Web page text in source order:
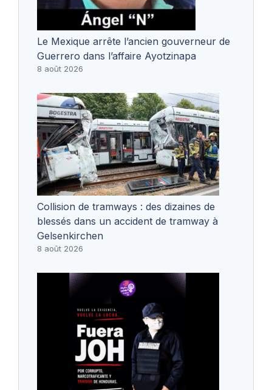
Le Mexique arrête l’ancien gouverneur de
Guerrero dans l’affaire Ayotzinapa
8 août 2026
Collision de tramways : des dizaines de
blessés dans un accident de tramway à
Gelsenkirchen
8 août 2026